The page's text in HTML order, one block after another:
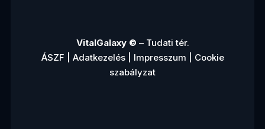
VitalGalaxy © – Tudati tér.
ÁSZF
Adatkezelés| Impresszum
Cookie
szabályzat